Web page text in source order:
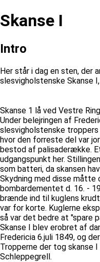
Skanse I
Intro
Her står i dag en sten, der
slesvigholstenske Skanse
Skanse 1 lå ved Vestre
Under belejringen af
slesvigholstenske troppers
hvor den forreste del var
bestod af palisaderække.
udgangspunkt her.
som batteri, da skansen
Skydning med disse måtte
bombardementet d. 16. -
brænde ind til kuglens
var for korte. Kuglerne
så var det bedre at "spare
Skanse I blev erobret af
Fredericia 6.juli 1849, og
Tropperne der tog skanse
Schleppegrell.